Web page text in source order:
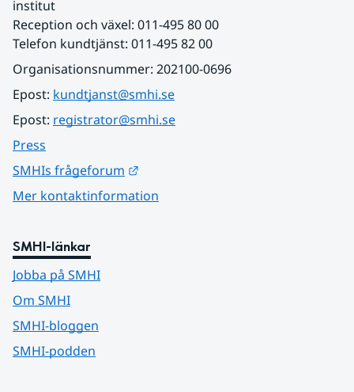
institut
Reception och växel: 011-495 80 00
Telefon kundtjänst: 011-495 82 00
Organisationsnummer: 202100-0696
Epost: kundtjanst@smhi.se
Epost: registrator@smhi.se
Press
SMHIs frågeforum
Mer kontaktinformation
SMHI-länkar
Jobba på SMHI
Om SMHI
SMHI-bloggen
SMHI-podden